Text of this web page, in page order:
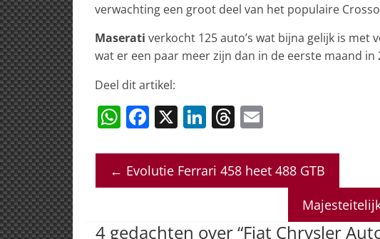
verwachting een groot deel van het populaire
Maserati verkocht 125 auto’s wat bijna gelijk is met
wat er een paar meer zijn dan in de eerste maand in
Deel dit artikel:
W
at
s
p
F
c
e
o
X Li
k
e
n
T
re
a
s
ai
l
← Evolutie Ferrari 458 heet 488 GTB
4 gedachten over “Fiat Chrysler